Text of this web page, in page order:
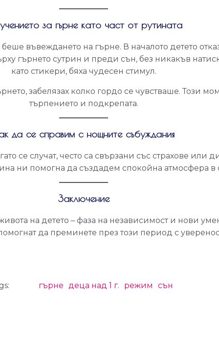
за гърне като част от рутината
въвеждането на гърне. В началото детето
гърнето сутрин и преди сън, без никакъв
като стикери, бяха чудесен стимул.
забелязах колко гордо се чувстваше. Този
търпението и подкрепата.
да се справим с нощните събуждания
се случат, често са свързани със страхове
ни помогна да създадем спокойна атмосфера в
Заключение
на детето – фаза на независимост и нови
да преминете през този период с
гърне деца над 1 г. режим сън